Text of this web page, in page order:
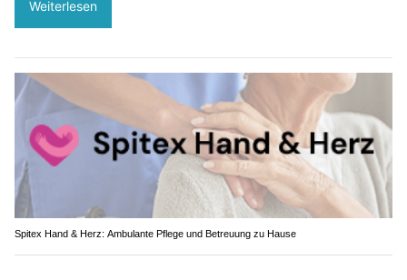
Weiterlesen
Spitex Hand & Herz: Ambulante Pflege und Betreuung zu Hause